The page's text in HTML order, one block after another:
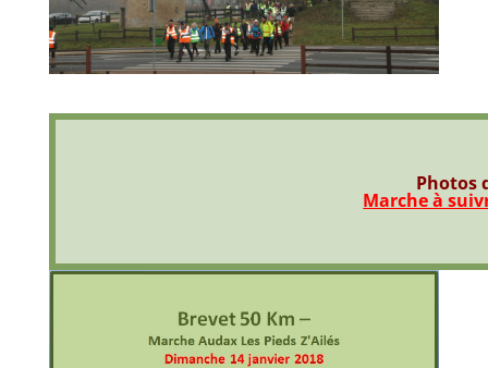
Photos
Marche à